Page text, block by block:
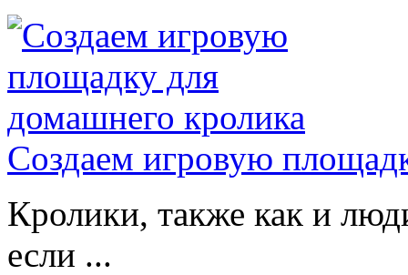
Создаем игровую
Кролики, также как и
если ...